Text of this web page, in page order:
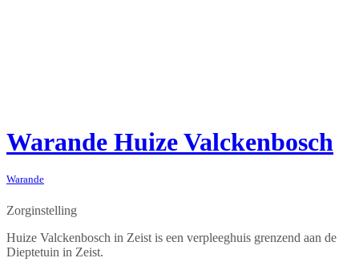
Warande Huize Valckenbosch
Warande
Zorginstelling
Huize Valckenbosch in Zeist is een verpleeghuis grenzend aan de
Dieptetuin in Zeist.